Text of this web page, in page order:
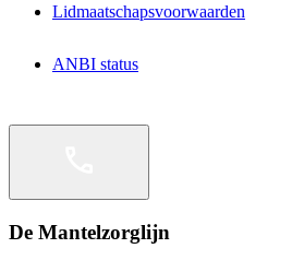
Lidmaatschapsvoorwaarden
ANBI status
De Mantelzorglijn